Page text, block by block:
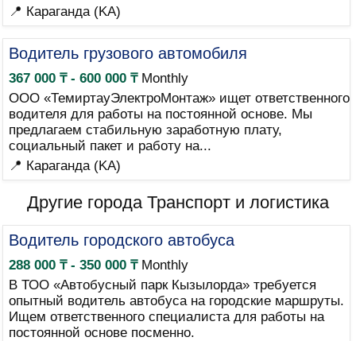
📍 Караганда (KA)
Водитель грузового автомобиля
367 000 ₸ - 600 000 ₸Monthly
ООО «ТемиртауЭлектроМонтаж» ищет ответственного
водителя для работы на постоянной основе. Мы
предлагаем стабильную заработную плату,
социальный пакет и работу на...
📍 Караганда (KA)
Другие города Транспорт и логистика
Водитель городского автобуса
288 000 ₸ - 350 000 ₸Monthly
В ТОО «Автобусный парк Кызылорда» требуется
опытный водитель автобуса на городские маршруты.
Ищем ответственного специалиста для работы на
постоянной основе посменно.